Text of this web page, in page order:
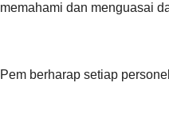
dan menguasai
berharap setiap